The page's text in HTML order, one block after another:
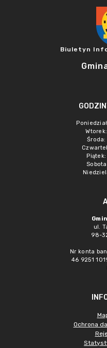
Biuletyn
Wtorek:
Środa:
Piątek:
ul.
98-
Nr konta
46 9251
Ochrona